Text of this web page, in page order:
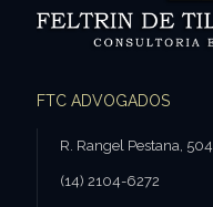
FTC ADVOGADOS
R. Rangel Pestana, 504
(14) 2104-6272